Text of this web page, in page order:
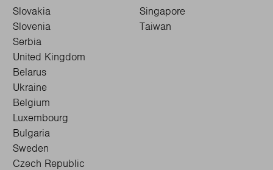
Slovakia
Slovenia
Serbia
United Kingdom
Belarus
Ukraine
Belgium
Luxembourg
Bulgaria
Sweden
Czech Republic
Singapore
Taiwan